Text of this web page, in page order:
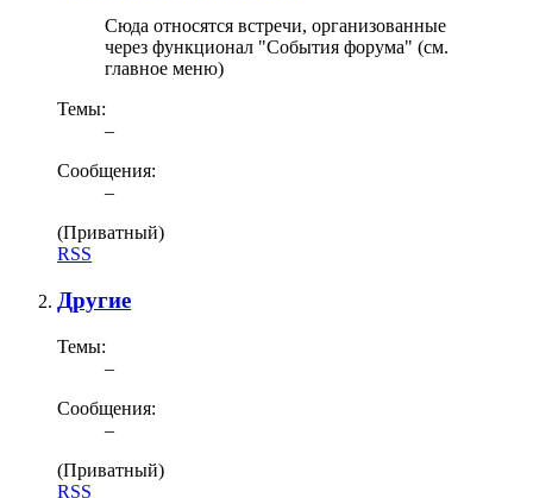
Сюда относятся встречи, организованные
через функционал "События форума" (см.
главное меню)
Темы:
–
Сообщения:
–
(Приватный)
RSS
Другие
Темы:
–
Сообщения:
–
(Приватный)
RSS